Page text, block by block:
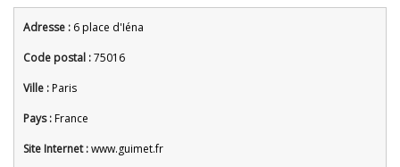
Adresse : 6 place d'Iéna
Code postal :75016
Ville :Paris
Pays :France
Site Internet :www.guimet.fr